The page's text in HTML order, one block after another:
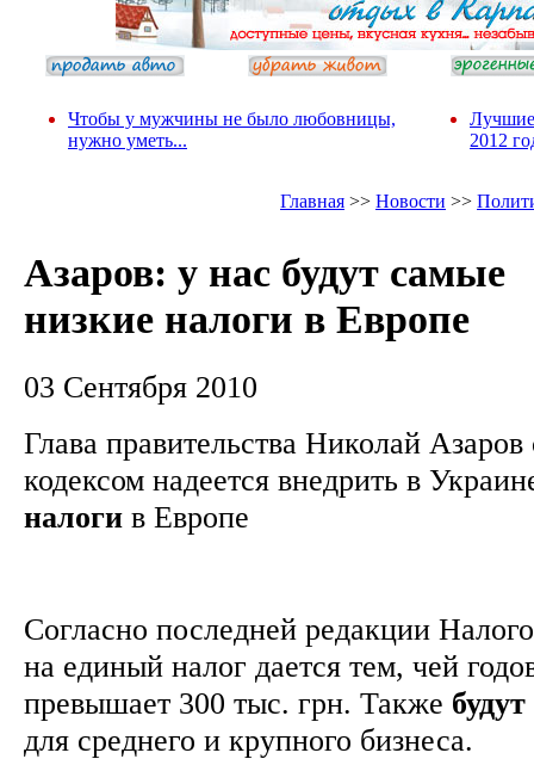
Чтобы у мужчины не было любовницы,
нужно уметь...
Лучшие
2012
Главная >> Новости >>
Азаров: у нас будут самые
низкие налоги в Европе
03 Сентября 2010
Глава правительства Николай
кодексом надеется внедрить в
налоги в Европе
Согласно последней редакции
на единый налог дается тем, чей
превышает 300 тыс. грн. Также будут
для среднего и крупного бизнеса.